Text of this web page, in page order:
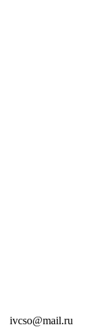
ivcso@mail.ru